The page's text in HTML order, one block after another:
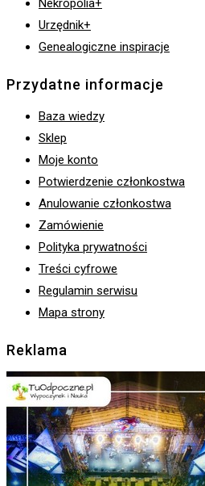
Nekropolia+
Urzędnik+
Genealogiczne inspiracje
Przydatne informacje
Baza wiedzy
Sklep
Moje konto
Potwierdzenie członkostwa
Anulowanie członkostwa
Zamówienie
Polityka prywatności
Treści cyfrowe
Regulamin serwisu
Mapa strony
Reklama